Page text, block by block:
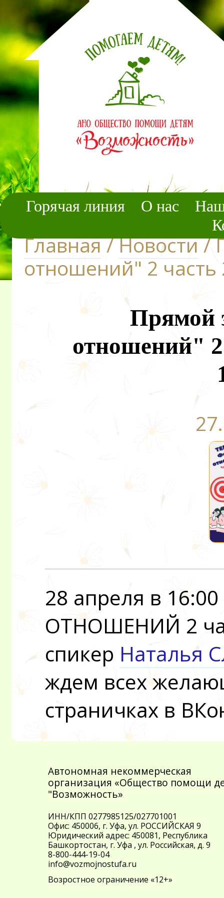
Горячая линия О нас
Главная/Новости/
отношений" 2 часть
Прямой
отношений" 2
28 апреля в
ОТНОШЕНИЙ 2
спикер Наталья
ждем всех
страничках в
Автономная некоммерческая
организация «Общество помощи
"Возможность»
ИНН/КПП 0277985125/027701001
Офис: 450006, г. Уфа, ул. РОССИЙСКАЯ 9
Юридический адрес: 450081, Республика
Башкортостан, г. Уфа , ул. Российская, д. 9
8-800-444-19-04
info@vozmojnostufa.ru
Возростное ограничение «12+»